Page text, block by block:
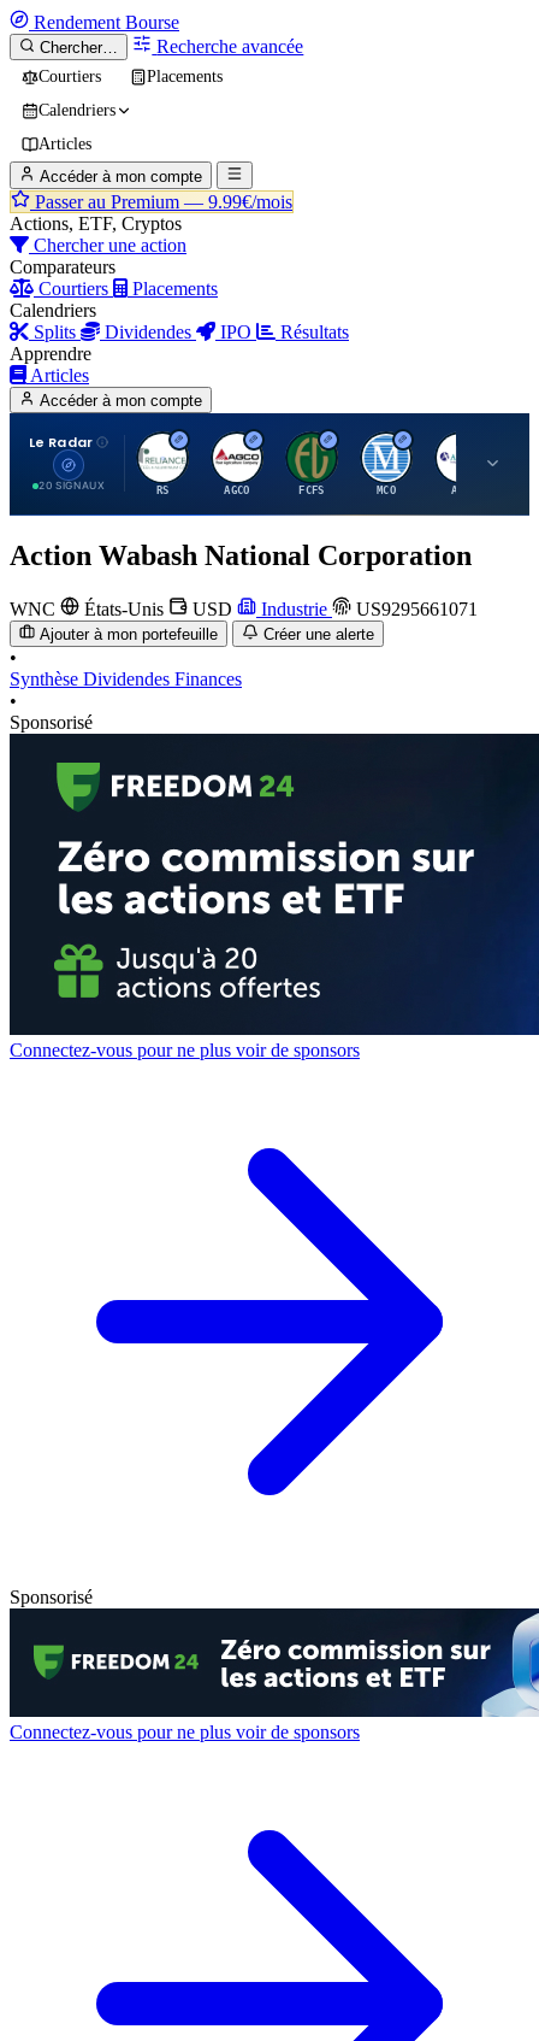
Rendement Bourse
Chercher… Recherche avancée
Courtiers
Placements
Calendriers
Articles
Accéder à mon compte
Passer au Premium — 9.99€/mois
Actions, ETF, Cryptos
Chercher une action
Comparateurs
Courtiers
Placements
Calendriers
Splits
Dividendes IPO
Résultats
Apprendre
Articles
Accéder à mon compte
Le Radar
20 SIGNAUX
R
RS
A
AGCO
F
FCFS
M
MCO
A
AIT
Action Wabash National Corporation
WNC États-Unis USD Industrie US9295661071
Ajouter à mon portefeuille Créer une alerte
•
Synthèse Dividendes Finances
•
Sponsorisé
Connectez-vous pour ne plus voir de sponsors
Sponsorisé
Connectez-vous pour ne plus voir de sponsors